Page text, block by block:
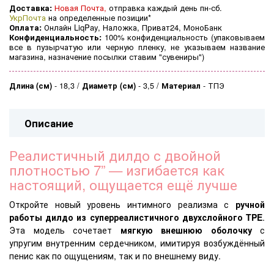
Доставка: Новая Почта, отправка каждый день пн-сб.
УкрПочта на определенные позиции*
Оплата: Онлайн LiqPay, Наложка, Приват24, МоноБанк
Конфиденциальность: 100% конфиденциальность (упаковываем
все в пузырчатую или черную пленку, не указываем название
магазина, назначение посылки ставим "сувениры")
Длина (см) - 18,3 Диаметр (см) - 3,5 Материал - ТПЭ
Описание
Реалистичный дилдо с двойной
плотностью 7” — изгибается как
настоящий, ощущается ещё лучше
Откройте новый уровень интимного реализма с ручной
работы дилдо из суперреалистичного двухслойного TPE.
Эта модель сочетает мягкую внешнюю оболочкус
упругим внутренним сердечником, имитируя возбуждённый
пенис как по ощущениям, так и по внешнему виду.